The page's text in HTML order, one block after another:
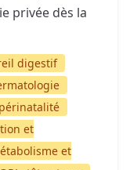
privée dès la
digestif
et
et